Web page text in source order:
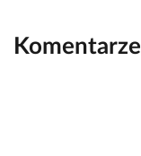
Komentarze